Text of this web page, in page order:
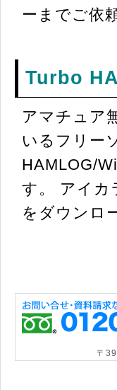
ーまでご依
Turbo
アマチュア
いるフリー
HAMLOG/
す。 アイカ
をダウンロ
〒